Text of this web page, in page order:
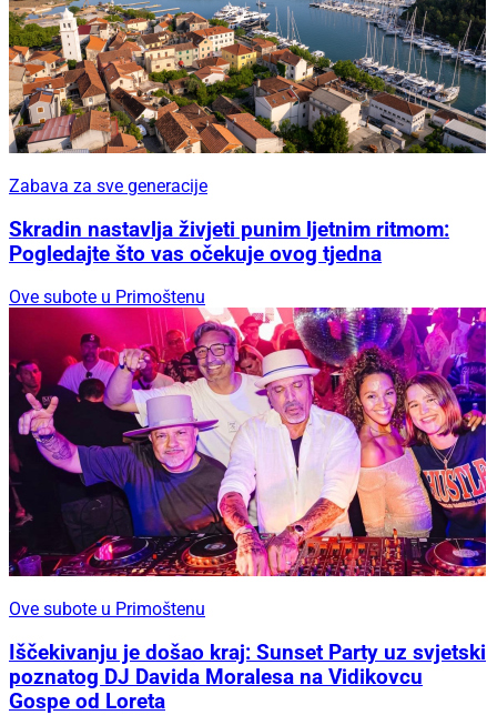
Zabava za sve generacije
Skradin nastavlja živjeti punim ljetnim ritmom:
Pogledajte što vas očekuje ovog tjedna
Ove subote u Primoštenu
Ove subote u Primoštenu
Iščekivanju je došao kraj: Sunset Party uz svjetski
poznatog DJ Davida Moralesa na Vidikovcu
Gospe od Loreta